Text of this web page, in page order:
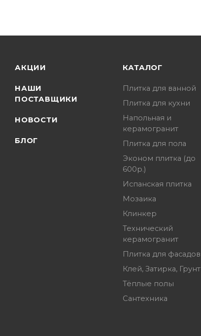
АКЦИИ
НАШИ
ПОСТАВЩИКИ
НОВОСТИ
БЛОГ
КАТАЛОГ
Плитка для ванной
Плитка для кухни
Напольная и
керамогранит
Плитка для пола
Эконом плитка (до
600р.)
Испанская плитка
Мозаика
Клинкер
Технический
керамогранит
Плитка для фасадов
Клей, Затирка, Грунт
Тёплые полы
Сантехника